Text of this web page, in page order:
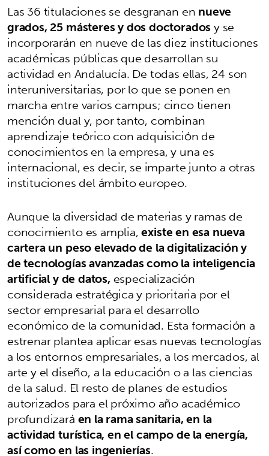
Las 36 titulaciones se desgranan ennueve
grados, 25 másteres y dos doctoradosy se
incorporarán en nueve de las diez instituciones
académicas públicas que desarrollan su
actividad en Andalucía. De todas ellas, 24 son
interuniversitarias, por lo que se ponen en
marcha entre varios campus; cinco tienen
mención dual y, por tanto, combinan
aprendizaje teórico con adquisición de
conocimientos en la empresa, y una es
internacional, es decir, se imparte junto a otras
instituciones del ámbito europeo.
Aunque la diversidad de materias y ramas de
conocimiento es amplia,existe en esa nueva
cartera un peso elevado de la digitalización y
de tecnologías avanzadas como la inteligencia
artificial y de datos, especialización
considerada estratégica y prioritaria por el
sector empresarial para el desarrollo
económico de la comunidad. Esta formación a
estrenar plantea aplicar esas nuevas tecnologías
a los entornos empresariales, a los mercados, al
arte y el diseño, a la educación o a las ciencias
de la salud. El resto de planes de estudios
autorizados para el próximo año académico
profundizaráen la rama sanitaria, en la
actividad turística, en el campo de la energía,
así como en las ingenierías.